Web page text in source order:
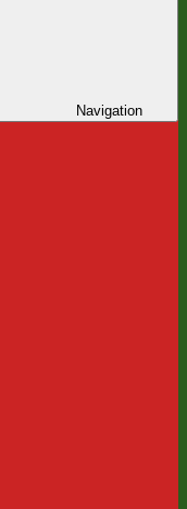
Navigation